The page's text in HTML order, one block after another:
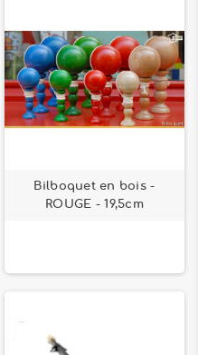
Bilboquet en bois -
ROUGE - 19,5cm